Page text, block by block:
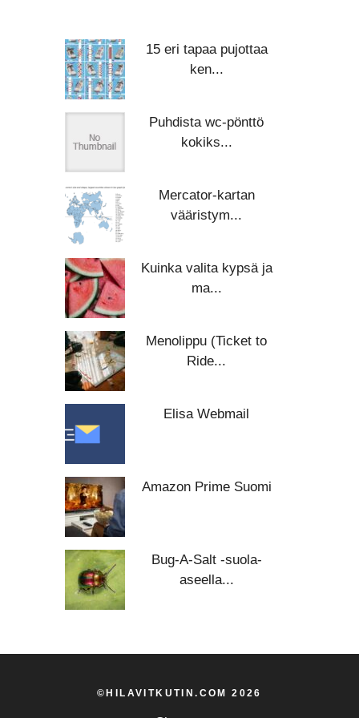
15 eri tapaa pujottaa
ken...
Puhdista wc-pönttö
kokiks...
Mercator-kartan
vääristym...
Kuinka valita kypsä ja
ma...
Menolippu (Ticket to
Ride...
Elisa Webmail
Amazon Prime Suomi
Bug-A-Salt -suola-
aseella...
©HILAVITKUTIN.COM 2026